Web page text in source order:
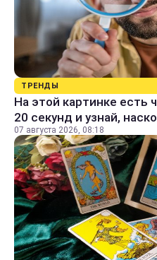
ТРЕНДЫ
На этой картинке есть
20 секунд и узнай,
07 августа 2026, 08:18